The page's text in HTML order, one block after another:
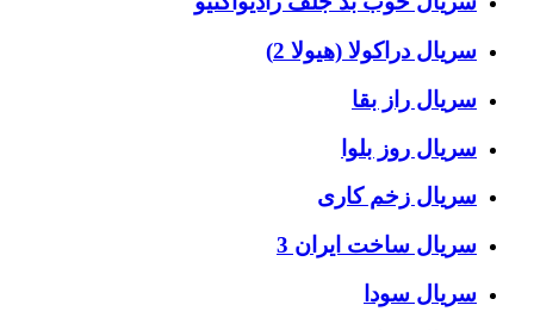
سریال دراکولا (هیولا 2)
سریال راز بقا
سریال روز بلوا
سریال زخم کاری
سریال ساخت ایران 3
سریال سودا